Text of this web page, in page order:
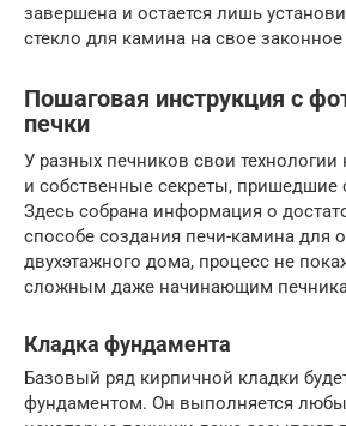
завершена и остается лишь
стекло для камина на свое
Пошаговая инструкция с
печки
У разных печников свои технологии
и собственные секреты, пришедшие
Здесь собрана информация о
способе создания печи-камина для
двухэтажного дома, процесс не
сложным даже начинающим
Кладка фундамента
Базовый ряд кирпичной кладки
фундаментом. Он выполняется